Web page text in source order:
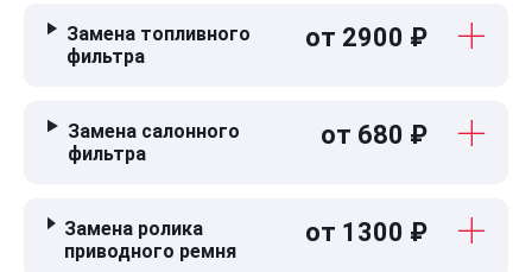
Замена топливного
фильтра
от 2900 ₽
Замена салонного
фильтра
от 680 ₽
Замена ролика
приводного ремня
от 1300 ₽